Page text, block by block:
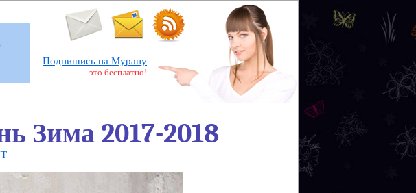
Подпишись на Мурану
это бесплатно!
Зима 2017-2018